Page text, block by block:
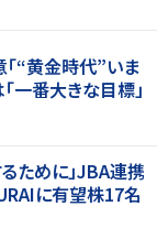
“黄金時代”いま
一番大きな目標」
ために」JBA連携
に有望株17名